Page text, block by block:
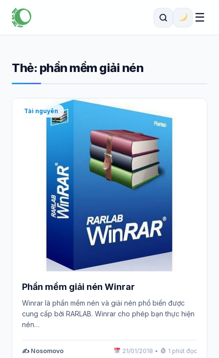
☰
Thẻ: phần mềm giải nén
Tài nguyên
Phần mềm giải nén Winrar
Winrar là phần mềm nén và giải nén phổ biến được
cung cấp bởi RARLAB. Winrar cho phép bạn thực hiện
nén…
✍️ Nosomovo 21/01/2018 • 1 phút đọc